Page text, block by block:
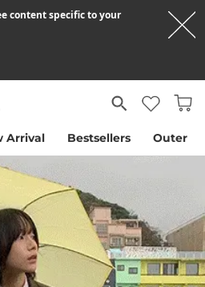
content specific to your
Arrival Bestsellers Outer